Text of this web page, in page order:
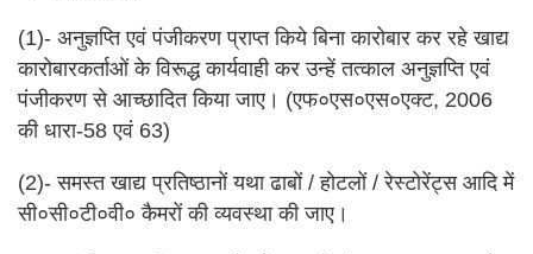
(1)- अनुज्ञप्ति एवं पंजीकरण प्राप्त किये बिना कारोबार कर रहे खाद्य
कारोबारकर्ताओं के विरूद्ध कार्यवाही कर उन्हें तत्काल अनुज्ञप्ति एवं
पंजीकरण से आच्छादित किया जाए। (एफ०एस०एस०एक्ट, 2006
की धारा-58 एवं 63)
(2)- समस्त खाद्य प्रतिष्ठानों यथा ढाबों / होटलों / रेस्टोरेंट्स आदि में
सी०सी०टी०वी० कैमरों की व्यवस्था की जाए।